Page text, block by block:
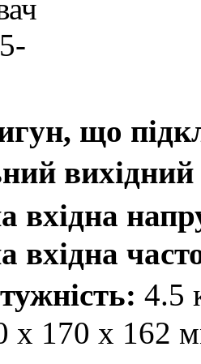
що
вхідна
вхідна
4.5
x 170 x 162